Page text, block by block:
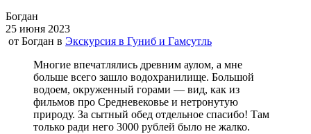
Богдан
25 июня 2023
от Богдан в Экскурсия в Гуниб и Гамсутль
Многие впечатлялись древним аулом, а мне
больше всего зашло водохранилище. Большой
водоем, окруженный горами — вид, как из
фильмов про Средневековье и нетронутую
природу. За сытный обед отдельное спасибо! Там
только ради него 3000 рублей было не жалко.